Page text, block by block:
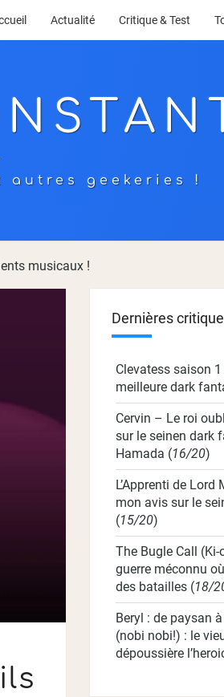
Actualité Critique & Test
autres geekeries !
musicaux !
Dernières
Clevatess saison
meilleure dark
Cervin – Le roi
sur le seinen dark
Hamada (16/20)
L’Apprenti de
mon avis sur le
(15/20)
The Bugle Call
guerre méconnu
des batailles (18/
Beryl : de paysan
(nobi nobi!) : le
dépoussière